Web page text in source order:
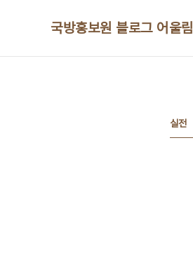
국방홍보원 블로그 어울림
실전